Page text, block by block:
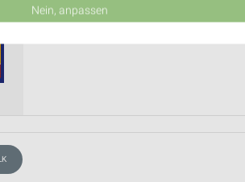
Inhalten
Nein, anpassen